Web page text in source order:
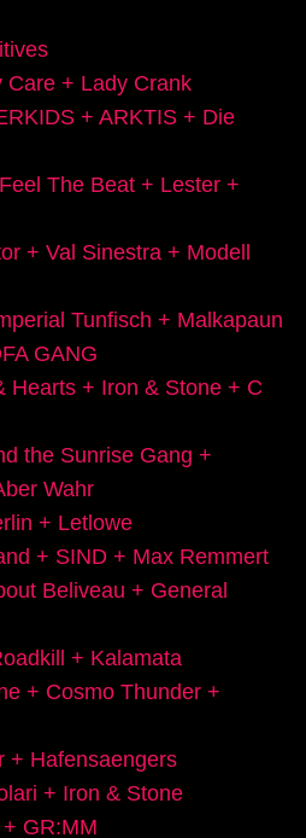
Care + Lady Crank
+ ARKTIS + Die
The Beat + Lester +
+ Val Sinestra + Modell
Tunfisch + Malkapaun
GANG
Hearts + Iron & Stone + C
the Sunrise Gang +
Wahr
+ Letlowe
+ SIND + Max Remmert
Beliveau + General
+ Kalamata
+ Cosmo Thunder +
+ Hafensaengers
+ Iron & Stone
GR:MM